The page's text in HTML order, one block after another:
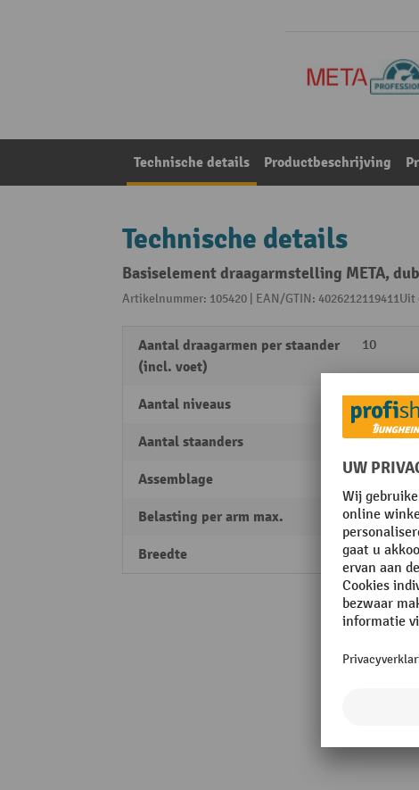
Technische details Productbeschrijving
Technische details
Basiselement draagarmstelling META,
Artikelnummer: 105420 | EAN/GTIN: 4026212119411Uit
Aantal draagarmen per staander
(incl. voet)
10
Aantal niveaus 5
Aantal staanders 2
Assemblage
Belasting per arm max. 140 kg
Breedte 1094 mm